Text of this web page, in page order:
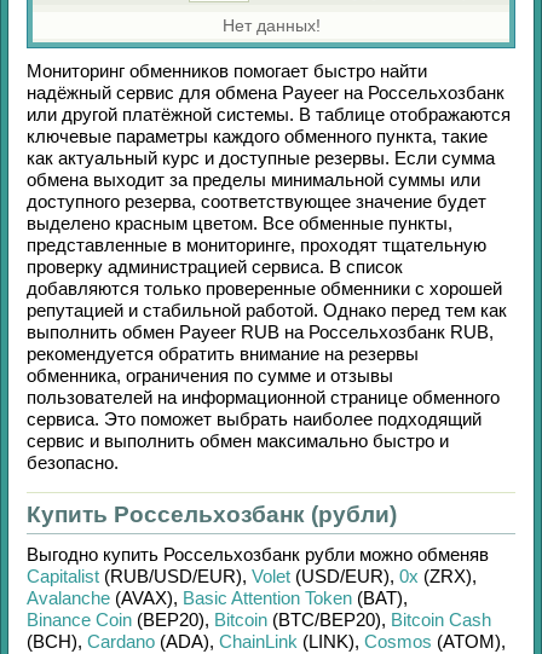
Нет данных!
Мониторинг обменников помогает быстро найти
надёжный сервис для обмена Payeer на Россельхозбанк
или другой платёжной системы. В таблице отображаются
ключевые параметры каждого обменного пункта, такие
как актуальный курс и доступные резервы. Если сумма
обмена выходит за пределы минимальной суммы или
доступного резерва, соответствующее значение будет
выделено красным цветом. Все обменные пункты,
представленные в мониторинге, проходят тщательную
проверку администрацией сервиса. В список
добавляются только проверенные обменники с хорошей
репутацией и стабильной работой. Однако перед тем как
выполнить обмен Payeer RUB на Россельхозбанк RUB,
рекомендуется обратить внимание на резервы
обменника, ограничения по сумме и отзывы
пользователей на информационной странице обменного
сервиса. Это поможет выбрать наиболее подходящий
сервис и выполнить обмен максимально быстро и
безопасно.
Купить Россельхозбанк (рубли)
Выгодно купить Россельхозбанк рубли можно обменяв
Capitalist (RUB/USD/EUR), Volet (USD/EUR), 0x (ZRX),
Avalanche (AVAX), Basic Attention Token (BAT),
Binance Coin (BEP20), Bitcoin (BTC/BEP20), Bitcoin Cash
(BCH), Cardano (ADA), ChainLink (LINK), Cosmos (ATOM),